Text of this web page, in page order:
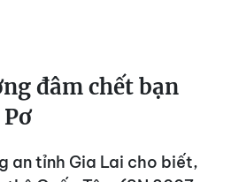
đâm chết bạn
an tỉnh Gia Lai cho biết,